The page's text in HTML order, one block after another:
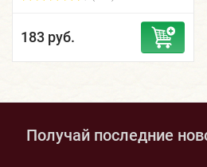
183 руб.
Получай последние